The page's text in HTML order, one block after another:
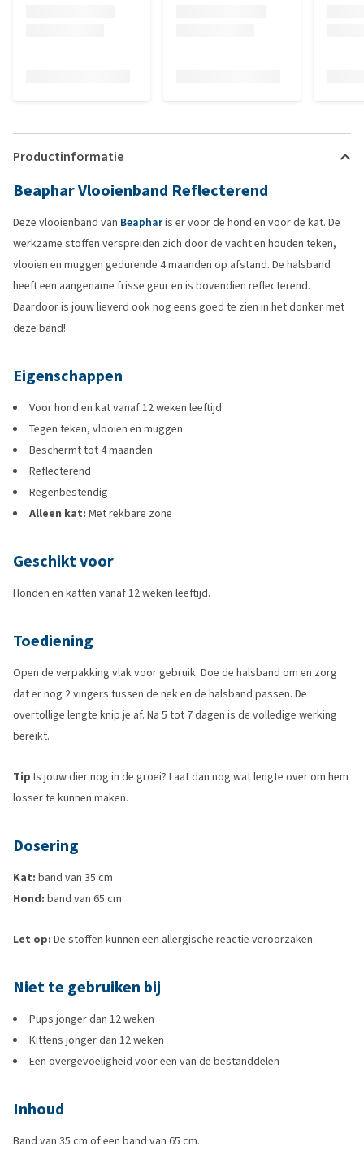
Productinformatie
Beaphar Vlooienband Reflecterend
Deze vlooienband van Beapharis er voor de hond en voor de kat. De
werkzame stoffen verspreiden zich door de vacht en houden teken,
vlooien en muggen gedurende 4 maanden op afstand. De halsband
heeft een aangename frisse geur en is bovendien reflecterend.
Daardoor is jouw lieverd ook nog eens goed te zien in het donker met
deze band!
Eigenschappen
Voor hond en kat vanaf 12 weken leeftijd
Tegen teken, vlooien en muggen
Beschermt tot 4 maanden
Reflecterend
Regenbestendig
Alleen kat: Met rekbare zone
Geschikt voor
Honden en katten vanaf 12 weken leeftijd.
Toediening
Open de verpakking vlak voor gebruik. Doe de halsband om en zorg
dat er nog 2 vingers tussen de nek en de halsband passen. De
overtollige lengte knip je af. Na 5 tot 7 dagen is de volledige werking
bereikt.
Tip Is jouw dier nog in de groei? Laat dan nog wat lengte over om hem
losser te kunnen maken.
Dosering
Kat: band van 35 cm
Hond: band van 65 cm
Let op: De stoffen kunnen een allergische reactie veroorzaken.
Niet te gebruiken bij
Pups jonger dan 12 weken
Kittens jonger dan 12 weken
Een overgevoeligheid voor een van de bestanddelen
Inhoud
Band van 35 cm of een band van 65 cm.